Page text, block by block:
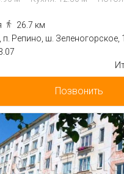
26.7 км
п. Репино, ш. Зеленогорское,
Позвонить